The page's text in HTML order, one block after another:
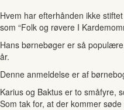
Hvem har efterhånden ikke
som “Folk og røvere I
Hans børnebøger er så
år.
Denne anmeldelse er af
Karius og Baktus er to småfyre,
Som tak for, at der kommer